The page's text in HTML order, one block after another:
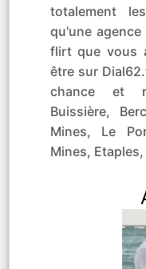
totalement
qu'une agence
flirt que vous
être sur
chance et
Buissière,
Mines, Le
Mines,